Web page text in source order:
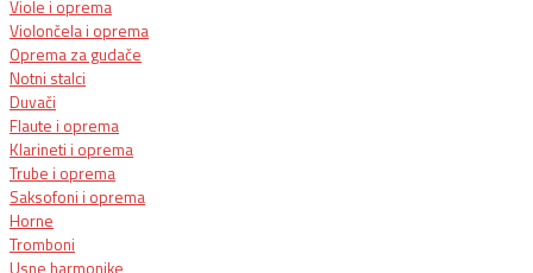
Viole i oprema
Violončela i oprema
Oprema za gudače
Notni stalci
Duvači
Flaute i oprema
Klarineti i oprema
Trube i oprema
Saksofoni i oprema
Horne
Tromboni